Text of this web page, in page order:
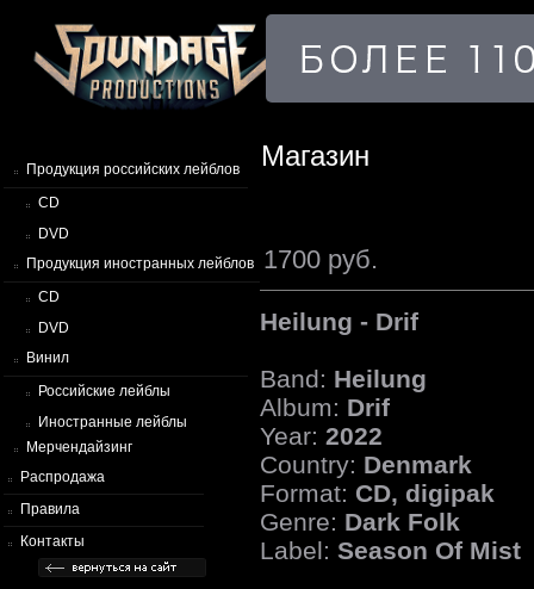
Продукция российских лейблов
CD
DVD
Продукция иностранных лейблов
CD
DVD
Винил
Российские лейблы
Иностранные лейблы
Мерчендайзинг
Распродажа
Правила
Контакты
Магазин
1700 руб.
Heilung - Drif
Band: Heilung
Album: Drif
Year: 2022
Country: Denmark
Format: CD, digipak
Genre: Dark Folk
Label: Season Of Mist